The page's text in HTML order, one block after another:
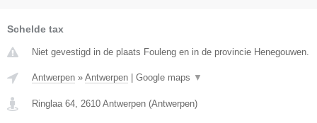
Schelde tax
Niet gevestigd in de plaats Fouleng en in de provincie Henegouwen.
Antwerpen » Antwerpen Google maps ▼
Ringlaa 64, 2610 Antwerpen (Antwerpen)